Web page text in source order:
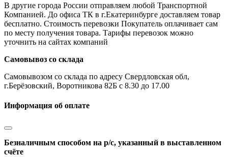
В другие города России отправляем любой Транспортной
Компанией. До офиса ТК в г.Екатеринбурге доставляем товар
бесплатно. Стоимость перевозки Покупатель оплачивает сам
по месту получения товара. Тарифы перевозок можно
уточнить на сайтах компаний
Самовывоз со склада
Самовывозом со склада по адресу Свердловская обл,
г.Берёзовский, Воротникова 82Б с 8.30 до 17.00
Информация об оплате
Безналичным способом на р/с, указанный в выставленном
счёте